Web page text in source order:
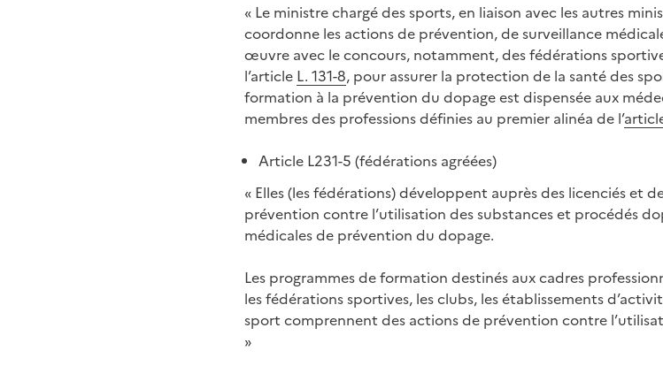
« Le ministre chargé des sports, en liaison avec les autres
coordonne les actions de prévention, de surveillance
œuvre avec le concours, notamment, des fédérations
l’article L. 131-8, pour assurer la protection de la santé des
formation à la prévention du dopage est dispensée aux
membres des professions définies au premier alinéa de l’
Article L231-5 (fédérations agréées)
« Elles (les fédérations) développent auprès des licenciés et
prévention contre l’utilisation des substances et procédés
médicales de prévention du dopage.
Les programmes de formation destinés aux cadres
les fédérations sportives, les clubs, les établissements
sport comprennent des actions de prévention contre
»